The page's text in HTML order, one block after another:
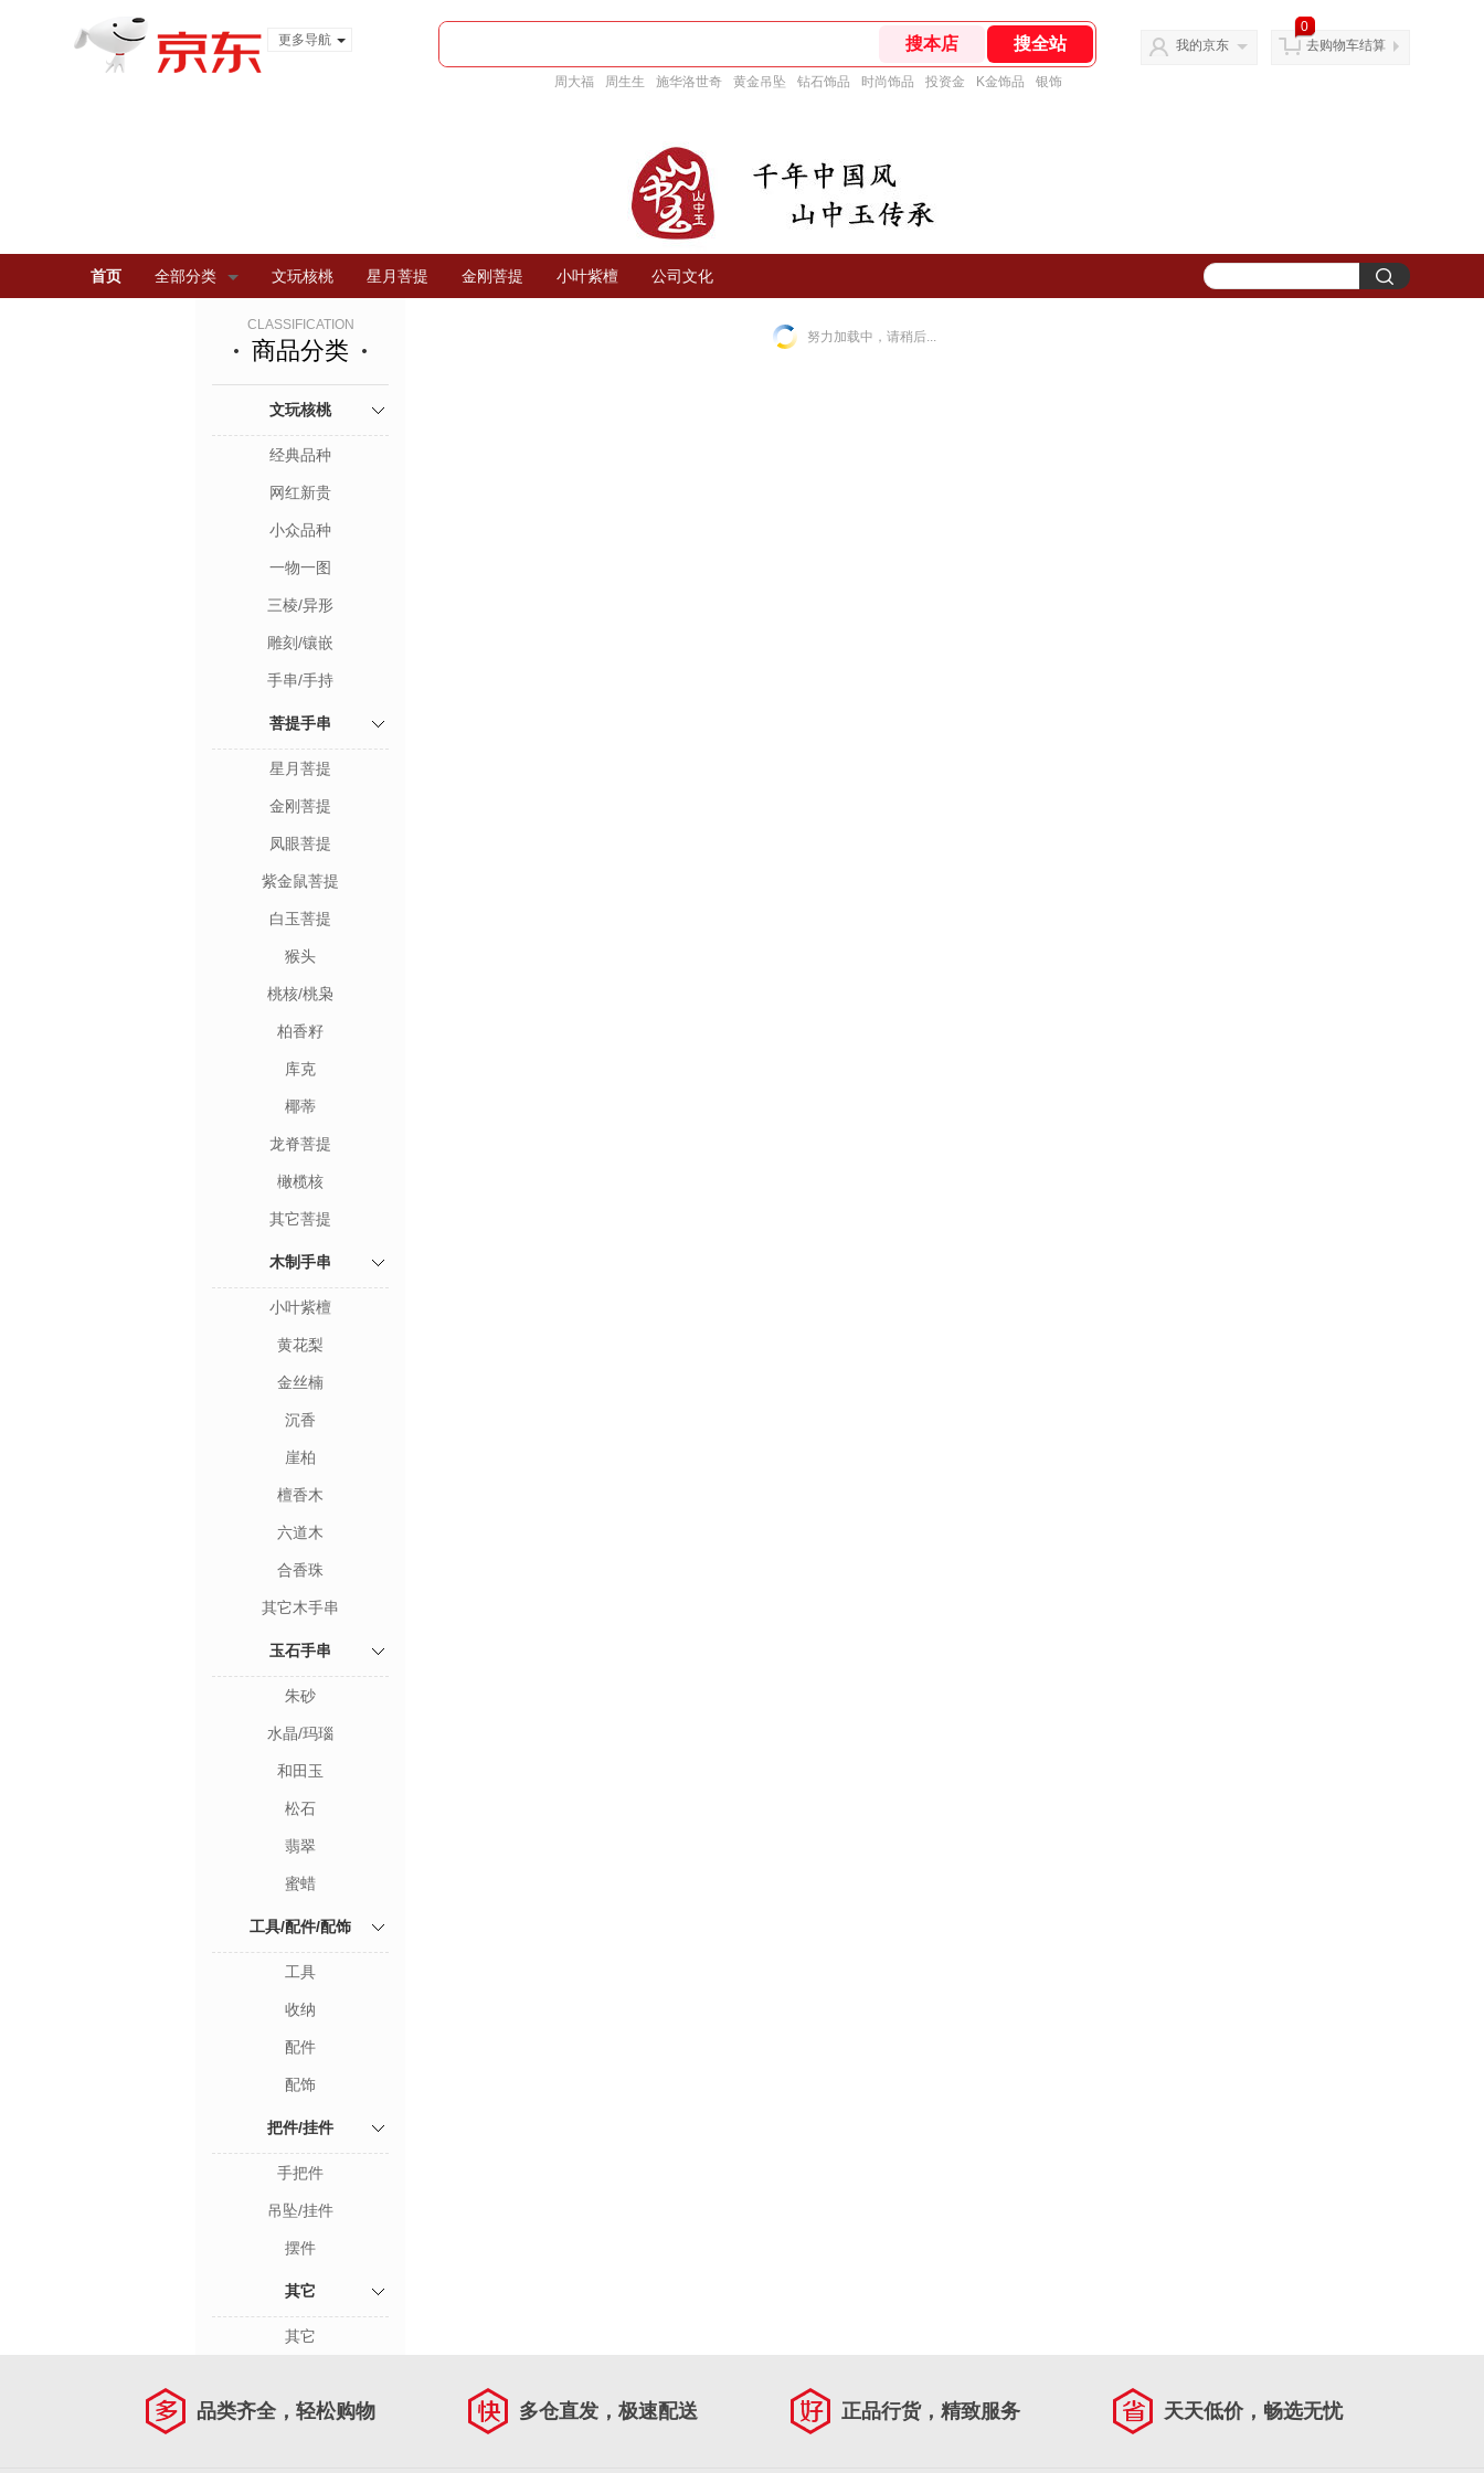
更多导航
周大福 周生生 施华洛世奇 黄金吊坠 钻石饰品 时尚饰品 投资金 K金饰品 银饰
我的京东
0
去购物车结算
首页 全部分类 文玩核桃 星月菩提 金刚菩提 小叶紫檀 公司文化
CLASSIFICATION
商品分类
文玩核桃
经典品种
网红新贵
小众品种
一物一图
三棱/异形
雕刻/镶嵌
手串/手持
菩提手串
星月菩提
金刚菩提
凤眼菩提
紫金鼠菩提
白玉菩提
猴头
桃核/桃枭
柏香籽
库克
椰蒂
龙脊菩提
橄榄核
其它菩提
木制手串
小叶紫檀
黄花梨
金丝楠
沉香
崖柏
檀香木
六道木
合香珠
其它木手串
玉石手串
朱砂
水晶/玛瑙
和田玉
松石
翡翠
蜜蜡
工具/配件/配饰
工具
收纳
配件
配饰
把件/挂件
手把件
吊坠/挂件
摆件
其它
其它
努力加载中，请稍后...
品类齐全，轻松购物 多仓直发，极速配送 正品行货，精致服务 天天低价，畅选无忧